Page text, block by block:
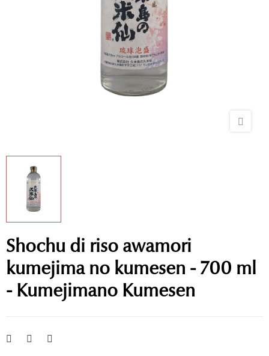
Shochu di riso awamori
kumejima no kumesen - 700 ml
- Kumejimano Kumesen